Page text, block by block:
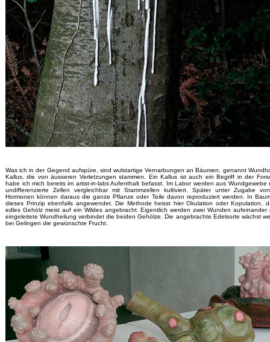
Was ich in der Gegend aufspüre, sind wulstartige Vernarbungen an Bäumen, genannt
Kallus, die von äusseren Verletzungen stammen. Ein Kallus ist auch ein Begriff in der
habe ich mich bereits im artist-in-labs Aufenthalt befasst. Im Labor werden aus Wundgewebe
undifferenzierte Zellen vergleichbar mit Stammzellen kultiviert. Später unter Zugabe
Hormonen können daraus die ganze Pflanze oder Teile davon reproduziert werden. In
dieses Prinzip ebenfalls angewendet. Die Methode heisst hier Okulation oder Kopulation,
edles Gehölz meist auf ein Wildes angebracht. Eigentlich werden zwei Wunden aufeinander
eingeleitete Wundheilung verbindet die beiden Gehölze. Die angebrachte Edelsorte wächst
bei Gelingen die gewünschte Frucht.